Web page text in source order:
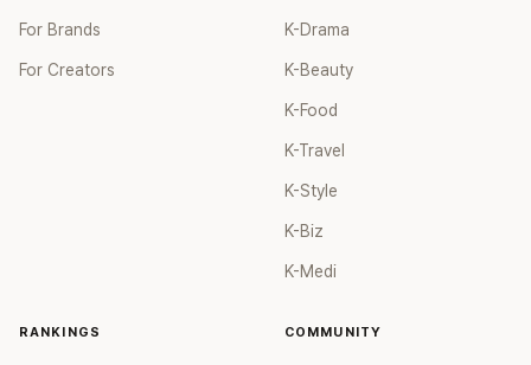
For Brands
For Creators
K-Drama
K-Beauty
K-Food
K-Travel
K-Style
K-Biz
K-Medi
RANKINGS COMMUNITY